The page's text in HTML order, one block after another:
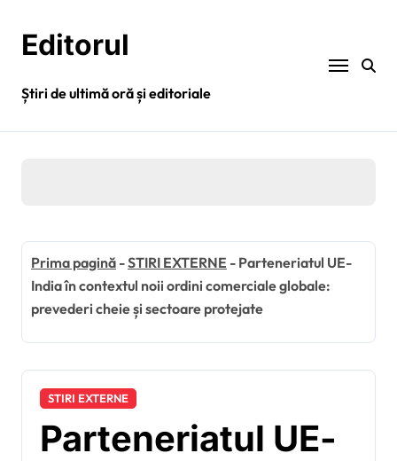
conținutEditorul
Știri de ultimă oră și editoriale
Prima pagină -STIRI EXTERNE - Parteneriatul UE-
India în contextul noii ordini comerciale globale:
prevederi cheie și sectoare protejate
STIRI EXTERNE
Parteneriatul UE-